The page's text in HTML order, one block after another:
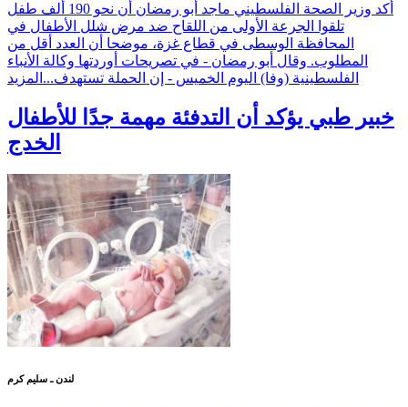
أكد وزير الصحة الفلسطيني ماجد أبو رمضان أن نحو 190 ألف طفل
تلقوا الجرعة الأولى من اللقاح ضد مرض شلل الأطفال في
المحافظة الوسطى في قطاع غزة، موضحا أن العدد أقل من
المطلوب. وقال أبو رمضان - في تصريحات أوردتها وكالة الأنباء
الفلسطينية (وفا) اليوم الخميس - إن الحملة تستهدف... المزيد
خبير طبي يؤكد أن التدفئة مهمة جدًا للأطفال
الخدج
لندن ـ سليم كرم